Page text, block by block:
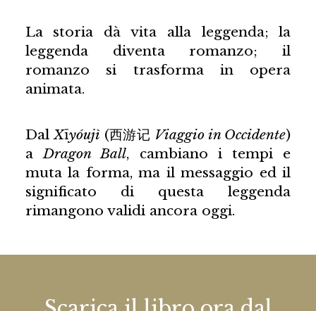
La storia dà vita alla leggenda; la
leggenda diventa romanzo; il
romanzo si trasforma in opera
animata.
DalXīyóujì(西游记 Viaggio in Occidente)
aDragon Ball, cambiano i tempi e
muta la forma, ma il messaggio ed il
significato di questa leggenda
rimangono validi ancora oggi.